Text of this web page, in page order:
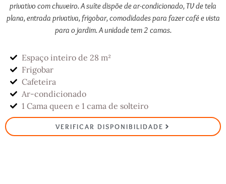
privativo com chuveiro. A suíte dispõe de ar-condicionado, TV de tela
plana, entrada privativa, frigobar, comodidades para fazer café e vista
para o jardim. A unidade tem 2 camas.
Espaço inteiro de 28 m²
Frigobar
Cafeteira
Ar-condicionado
1 Cama queen e 1 cama de solteiro
VERIFICAR DISPONIBILIDADE